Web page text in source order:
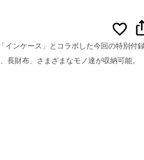
インケース」とコラボした今回の特別付
長財布、さまざまなモノ達が収納可能。